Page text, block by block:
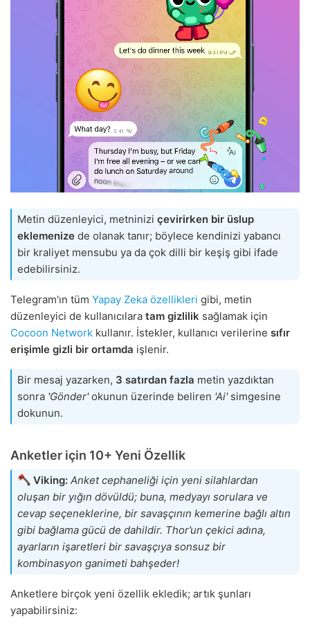
Metin düzenleyici, metninizi çevirirken bir üslup
eklemenize de olanak tanır; böylece kendinizi yabancı
bir kraliyet mensubu ya da çok dilli bir keşiş gibi ifade
edebilirsiniz.
Telegram'ın tüm Yapay Zeka özellikleri gibi, metin
düzenleyici de kullanıcılara tam gizlilik sağlamak için
Cocoon Network kullanır. İstekler, kullanıcı verilerine sıfır
erişimle gizli bir ortamda işlenir.
Bir mesaj yazarken, 3 satırdan fazla metin yazdıktan
sonra 'Gönder'okunun üzerinde beliren 'Ai'simgesine
dokunun.
Anketler için 10+ Yeni Özellik
Viking: Anket cephaneliği için yeni silahlardan
oluşan bir yığın dövüldü; buna, medyayı sorulara ve
cevap seçeneklerine, bir savaşçının kemerine bağlı altın
gibi bağlama gücü de dahildir. Thor’un çekici adına,
ayarların işaretleri bir savaşçıya sonsuz bir
kombinasyon ganimeti bahşeder!
Anketlere birçok yeni özellik ekledik; artık şunları
yapabilirsiniz: